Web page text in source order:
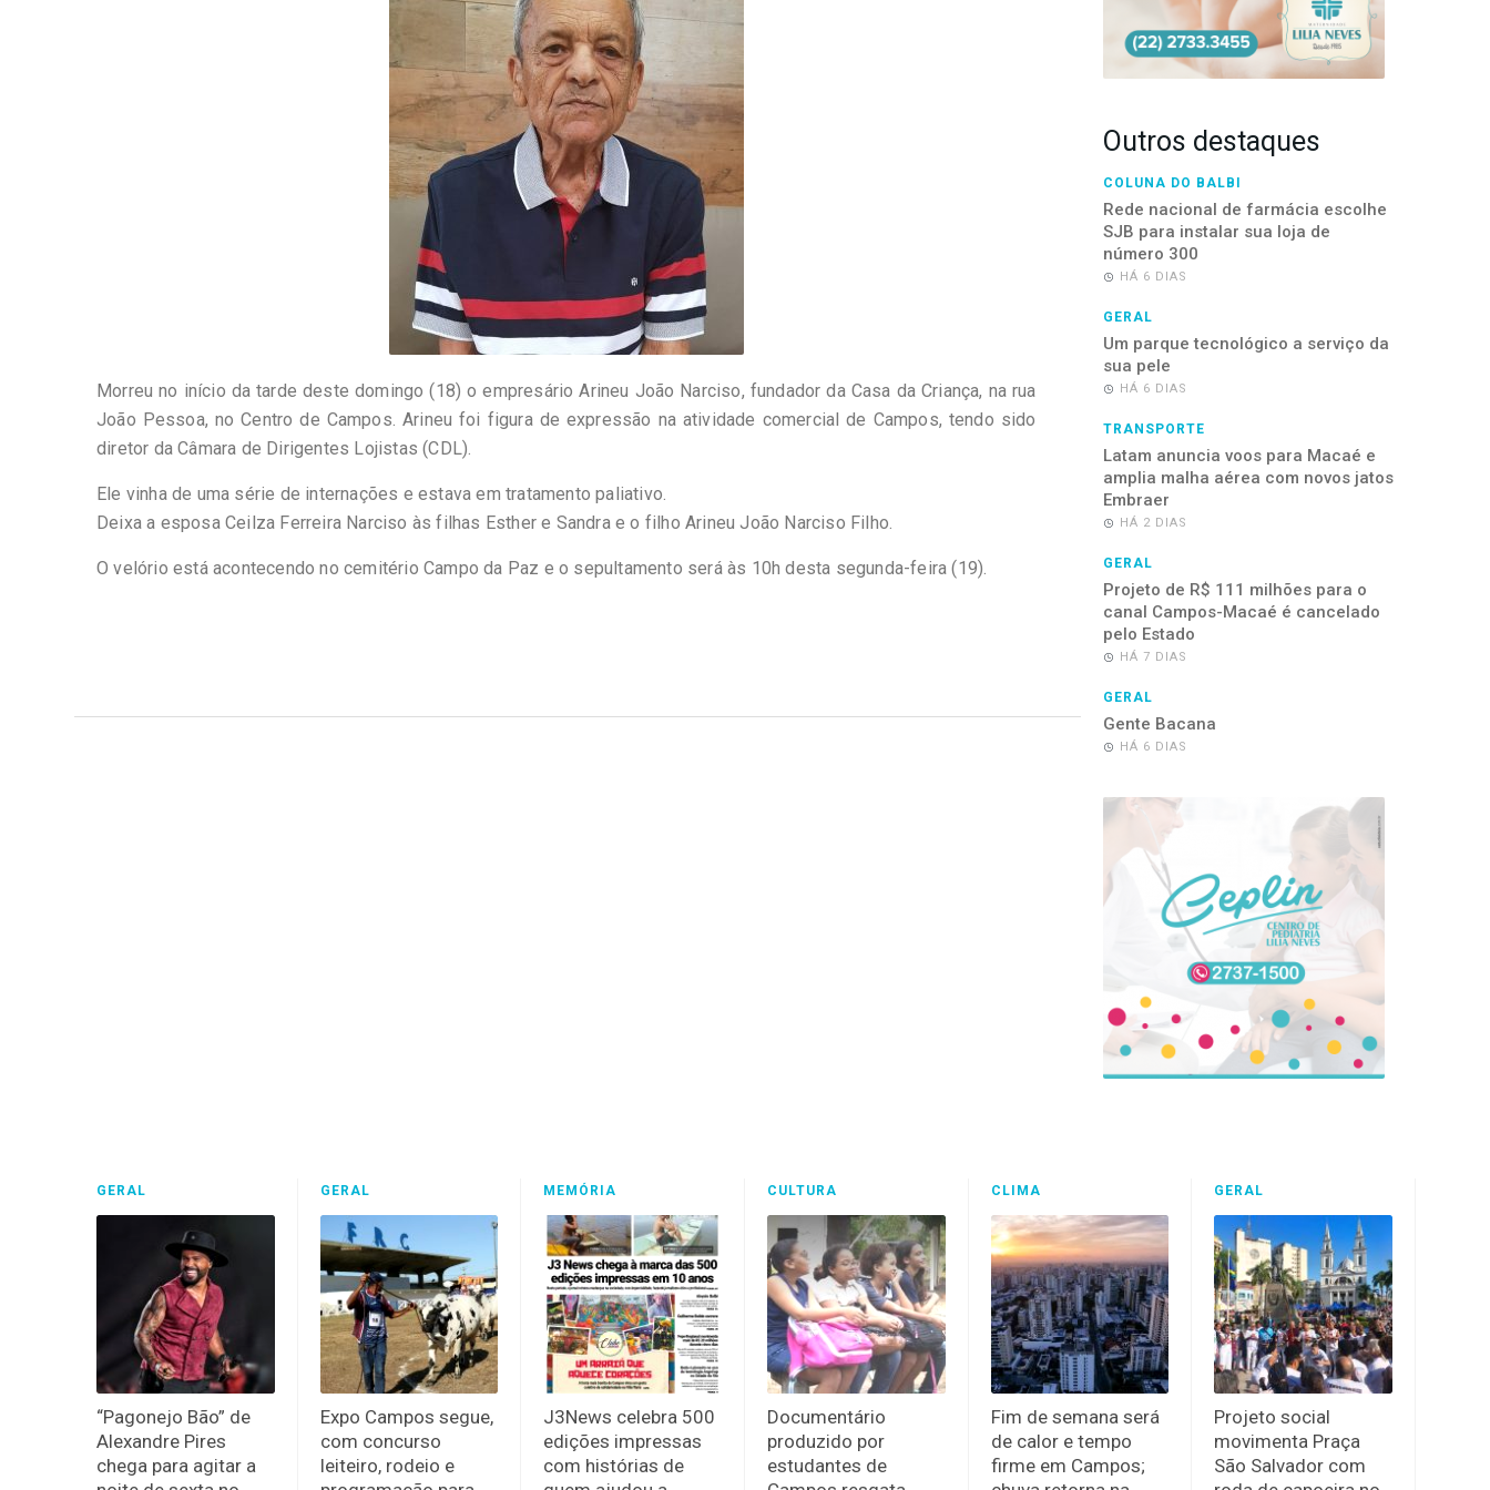
Morreu no início da tarde deste domingo (18) o empresário Arineu João Narciso, fundador da Casa da Criança, na rua
João Pessoa, no Centro de Campos. Arineu foi figura de expressão na atividade comercial de Campos, tendo sido
diretor da Câmara de Dirigentes Lojistas (CDL).
Ele vinha de uma série de internações e estava em tratamento paliativo.
Deixa a esposa Ceilza Ferreira Narciso às filhas Esther e Sandra e o filho Arineu João Narciso Filho.
O velório está acontecendo no cemitério Campo da Paz e o sepultamento será às 10h desta segunda-feira (19).
Outros destaques
COLUNA DO BALBI
Rede nacional de farmácia escolhe
SJB para instalar sua loja de
número 300
HÁ 6 DIAS
GERAL
Um parque tecnológico a serviço da
sua pele
HÁ 6 DIAS
TRANSPORTE
Latam anuncia voos para Macaé e
amplia malha aérea com novos jatos
Embraer
HÁ 2 DIAS
GERAL
Projeto de R$ 111 milhões para o
canal Campos-Macaé é cancelado
pelo Estado
HÁ 7 DIAS
GERAL
Gente Bacana
HÁ 6 DIAS
GERAL
“Pagonejo Bão” de
Alexandre Pires
chega para agitar a
GERAL
Expo Campos segue,
com concurso
leiteiro, rodeio e
MEMÓRIA
J3News celebra 500
edições impressas
com histórias de
CULTURA
Documentário
produzido por
estudantes de
CLIMA
Fim de semana será
de calor e tempo
firme em Campos;
GERAL
Projeto social
movimenta Praça
São Salvador com